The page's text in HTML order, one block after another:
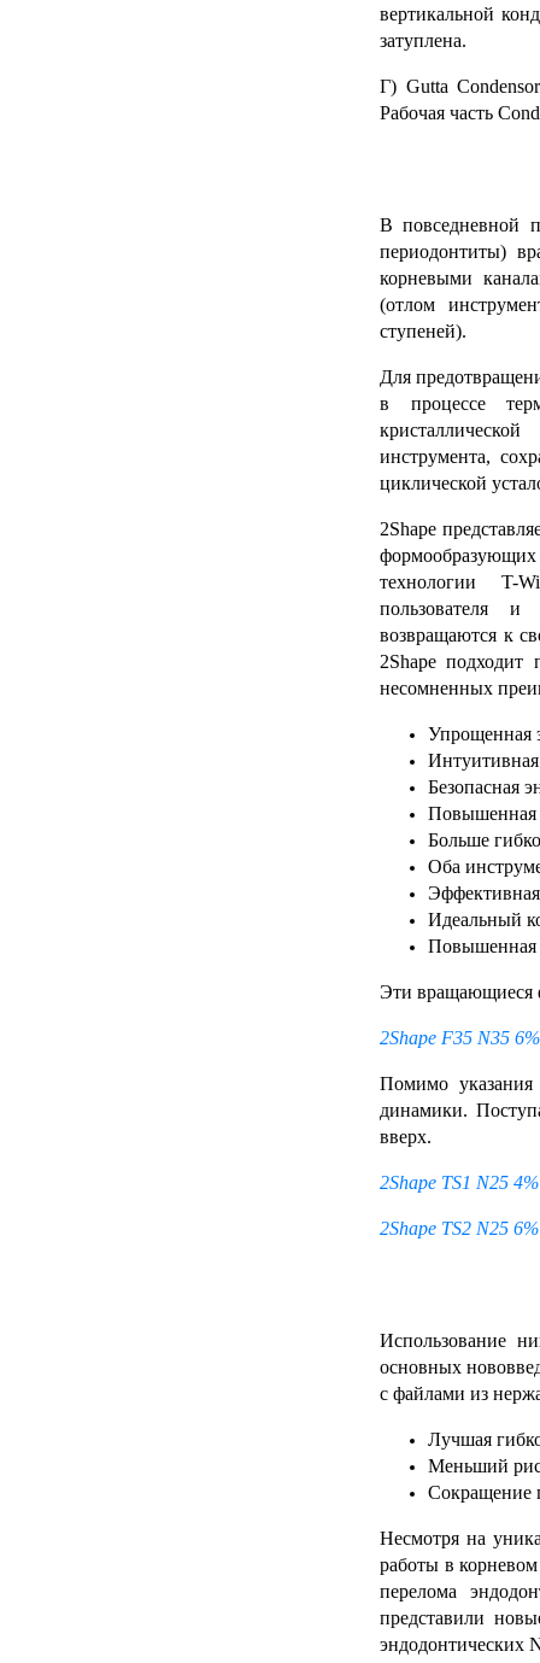
вертикальной
затуплена.
Г) Gutta Condensor
Рабочая часть
В повседневной
периодонтиты)
корневыми
(отлом
ступеней).
Для
в процессе
инструмента,
циклической
2Shape
технологии T-
пользователя и
возвращаются к
2Shape подходит
несомненных
Упрощенная
Интуитивная
Безопасная
Повышенная
Больше
Оба
Идеальный
Повышенная
Эти вращающиеся
2Shape F35 N35
Помимо
динамики.
вверх.
2Shape TS1 N25
2Shape TS2 N25
Использование
основных
с файлами из
Лучшая
Меньший
Сокращение
Несмотря на
работы в
перелома
представили
эндодонтических